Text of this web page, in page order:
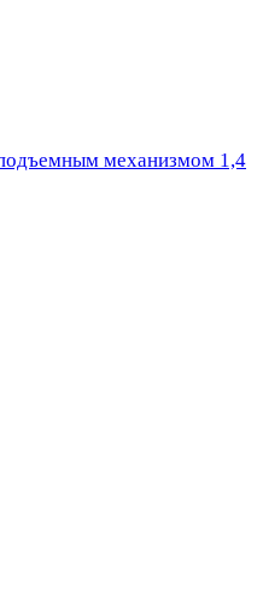
механизмом 1,4